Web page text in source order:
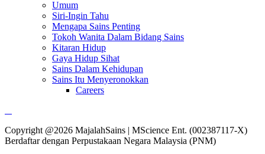
Umum
Siri-Ingin Tahu
Mengapa Sains Penting
Tokoh Wanita Dalam Bidang Sains
Kitaran Hidup
Gaya Hidup Sihat
Sains Dalam Kehidupan
Sains Itu Menyeronokkan
Careers
Copyright @2026 MajalahSains | MScience Ent. (002387117-X)
Berdaftar dengan Perpustakaan Negara Malaysia (PNM)